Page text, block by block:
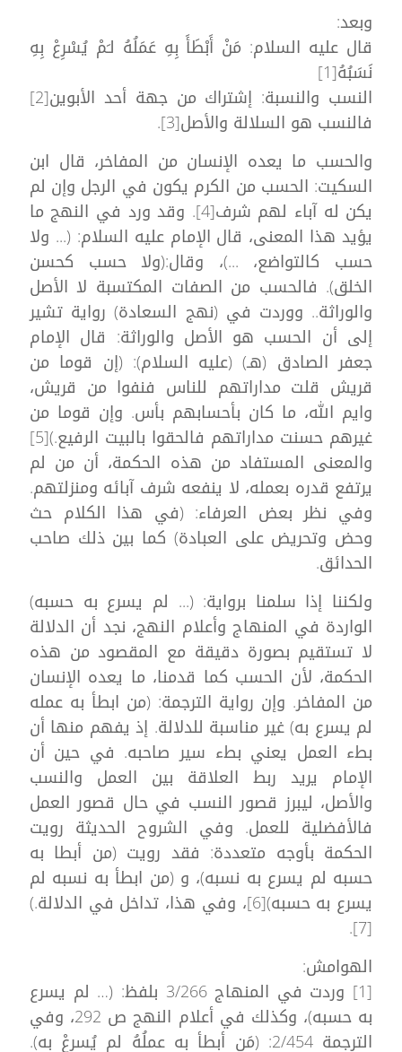
وبعد:
قال عليه السلام: مَنْ أَبْطَأَ بِهِ عَمَلُهُ لـَمْ يُسْرِعْ بِهِ
نَسَبُهُ[1]
النسب والنسبة: إشتراك من جهة أحد الأبوين[2]
فالنسب هو السلالة والأصل[3].
والحسب ما يعده الإنسان من المفاخر، قال ابن
السكيت: الحسب من الكرم يكون في الرجل وإن لم
يكن له آباء لهم شرف[4]. وقد ورد في النهج ما
يؤيد هذا المعنى، قال الإمام عليه السلام: (... ولا
حسب كالتواضع، ...)، وقال:(ولا حسب كحسن
الخلق). فالحسب من الصفات المكتسبة لا الأصل
والوراثة.. ووردت في (نهج السعادة) رواية تشير
إلى أن الحسب هو الأصل والوراثة: قال الإمام
جعفر الصادق (هـ) (عليه السلام): (إن قوما من
قريش قلت مداراتهم للناس فنفوا من قريش،
وايم الله، ما كان بأحسابهم بأس. وإن قوما من
غيرهم حسنت مداراتهم فالحقوا بالبيت الرفيع.)[5]
والمعنى المستفاد من هذه الحكمة، أن من لم
يرتفع قدره بعمله، لا ينفعه شرف آبائه ومنزلتهم.
وفي نظر بعض العرفاء: (في هذا الكلام حث
وحض وتحريض على العبادة) كما بين ذلك صاحب
الحدائق.
ولكننا إذا سلمنا برواية: (... لم يسرع به حسبه)
الواردة في المنهاج وأعلام النهج، نجد أن الدلالة
لا تستقيم بصورة دقيقة مع المقصود من هذه
الحكمة، لأن الحسب كما قدمنا، ما يعده الإنسان
من المفاخر. وإن رواية الترجمة: (من ابطأ به عمله
لم يسرع به) غير مناسبة للدلالة. إذ يفهم منها أن
بطء العمل يعني بطء سير صاحبه. في حين أن
الإمام يريد ربط العلاقة بين العمل والنسب
والأصل، ليبرز قصور النسب في حال قصور العمل
فالأفضلية للعمل. وفي الشروح الحديثة رويت
الحكمة بأوجه متعددة: فقد رويت (من أبطا به
حسبه لم يسرع به نسبه)، و (من ابطأ به نسبه لم
يسرع به حسبه)[6]، وفي هذا، تداخل في الدلالة.)
[7].
الهوامش:
[1] وردت في المنهاج 3/266 بلفظ: (… لم يسرع
به حسبه)، وكذلك في أعلام النهج ص 292، وفي
الترجمة 2/454: (مَن أبطأ به عملُهُ لم يُسرِعْ به).